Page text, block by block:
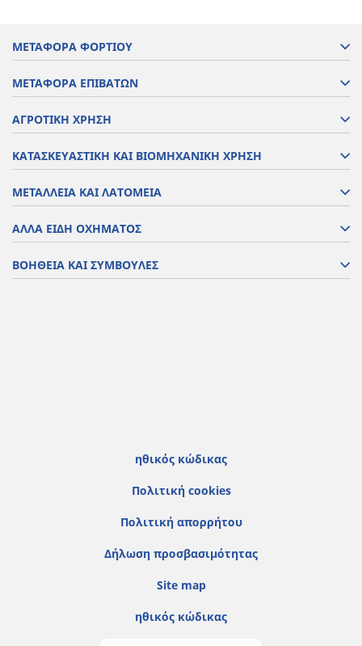
ΜΕΤΑΦΟΡΑ ΦΟΡΤΙΟΥ
ΜΕΤΑΦΟΡΑ ΕΠΙΒΑΤΩΝ
ΑΓΡΟΤΙΚΗ ΧΡΗΣΗ
ΚΑΤΑΣΚΕΥΑΣΤΙΚΗ ΚΑΙ ΒΙΟΜΗΧΑΝΙΚΗ ΧΡΗΣΗ
ΜΕΤΑΛΛΕΙΑ ΚΑΙ ΛΑΤΟΜΕΙΑ
ΑΛΛΑ ΕΙΔΗ ΟΧΗΜΑΤΟΣ
ΒΟΗΘΕΙΑ ΚΑΙ ΣΥΜΒΟΥΛΕΣ
ηθικός κώδικας
Πολιτική cookies
Πολιτική απορρήτου
Δήλωση προσβασιμότητας
Site map
ηθικός κώδικας